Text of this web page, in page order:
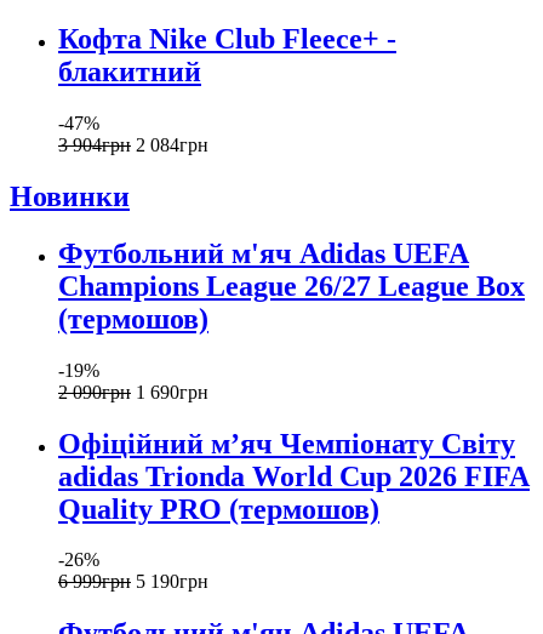
Кофта Nike Club Fleece+ -
блакитний
-47%
3 904грн 2 084грн
Новинки
Футбольний м'яч Adidas UEFA
Champions League 26/27 League Box
(термошов)
-19%
2 090грн 1 690грн
Офіційний мʼяч Чемпіонату Світу
adidas Trionda World Cup 2026 FIFA
Quality PRO (термошов)
-26%
6 999грн 5 190грн